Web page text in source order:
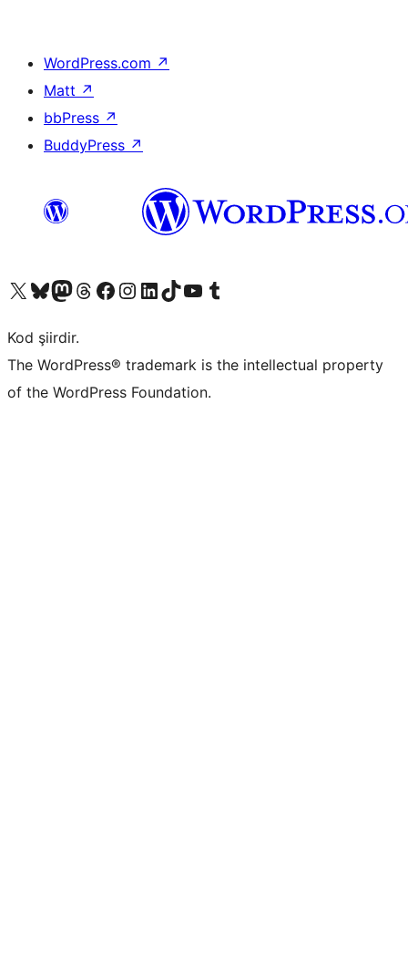
WordPress.com ↗
Matt ↗
bbPress ↗
BuddyPress ↗
X (eski Twitter) hesabımıza bakın
Bluesky hesabımızı ziyaret edinMastodon hesabımızı ziyaret edinThreads hesabımızı ziyaret edinFacebook sayfamızı ziyaret edinInstagram hesabımızı ziyaret edinLinkedIn hesabımızı ziyaret edinTikTok hesabımızı ziyaret edinYouTube kanalımızı ziyaret edinTumblr hesabımızı ziyaret edin
Kod şiirdir.
The WordPress® trademark is the intellectual property
of the WordPress Foundation.